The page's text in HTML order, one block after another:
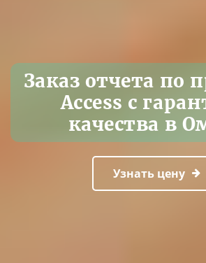
Заказ отчета по
Access с
качества в
Узнать цену